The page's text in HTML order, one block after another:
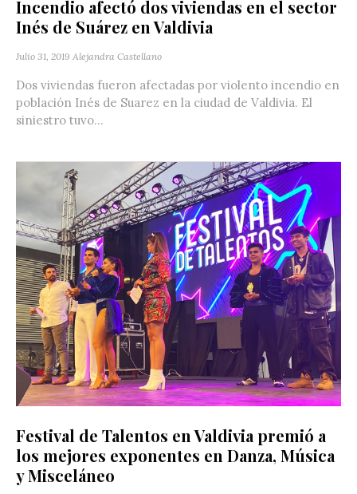
Incendio afectó dos viviendas en el sector
Inés de Suárez en Valdivia
Julio 31, 2019 Alejandra Castellano
Dos viviendas fueron afectadas por violento incendio en
población Inés de Suarez en la ciudad de Valdivia. El
siniestro tuvo...
Festival de Talentos en Valdivia premió a
los mejores exponentes en Danza, Música
y Misceláneo